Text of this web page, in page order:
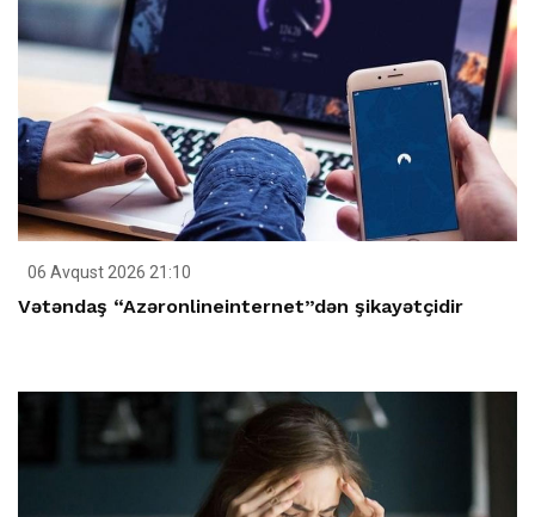
06 Avqust 2026 21:10
Vətəndaş “Azəronlineinternet”dən şikayətçidir